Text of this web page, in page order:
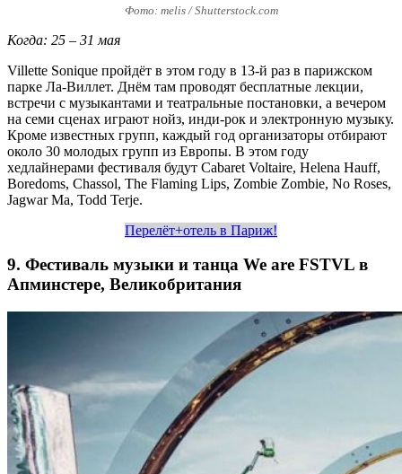
Фото: melis / Shutterstock.com
Когда: 25 – 31 мая
Villette Sonique пройдёт в этом году в 13-й раз в парижском
парке Ла-Виллет. Днём там проводят бесплатные лекции,
встречи с музыкантами и театральные постановки, а вечером
на семи сценах играют нойз, инди-рок и электронную музыку.
Кроме известных групп, каждый год организаторы отбирают
около 30 молодых групп из Европы. В этом году
хедлайнерами фестиваля будут Cabaret Voltaire, Helena Hauff,
Boredoms, Chassol, The Flaming Lips, Zombie Zombie, No Roses,
Jagwar Ma, Todd Terje.
Перелёт+отель в Париж!
9. Фестиваль музыки и танца We are FSTVL в
Апминстере, Великобритания